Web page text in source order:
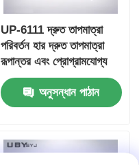
UP-6111 দ্রুত তাপমাত্রা
পরিবর্তন হার দ্রুত তাপমাত্রা
রূপান্তর এবং প্রোগ্রামযোগ্য
নিয়ামক সঙ্গে জলবায়ু পরীক্ষা
চেম্বার
অনুসন্ধান পাঠান